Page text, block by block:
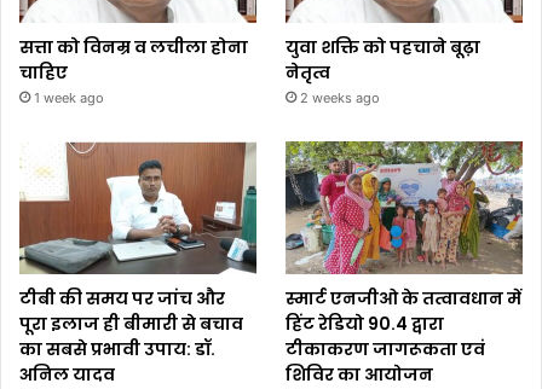
सत्ता को विनम्र व लचीला होना
चाहिए
1 week ago
युवा शक्ति को पहचाने बूढ़ा
नेतृत्व
2 weeks ago
टीबी की समय पर जांच और
पूरा इलाज ही बीमारी से बचाव
का सबसे प्रभावी उपाय: डॉ.
अनिल यादव
स्मार्ट एनजीओ के तत्वावधान में
हिंट रेडियो 90.4 द्वारा
टीकाकरण जागरूकता एवं
शिविर का आयोजन